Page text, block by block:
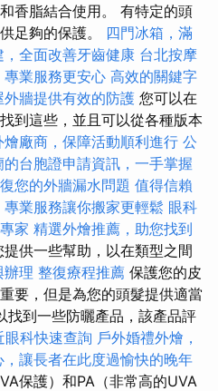
香脂結合使用。 有特定的頭
足夠的保護。 四門冰箱，滿
，全面改善牙齒健康 台北按摩
業服務更安心 高效的關鍵字
牆提供有效的防護 您可以在
到這些，並且可以從各種版本
廠商，保障活動順利進行 公
的台胞證申請資訊，一手掌握
您的外牆漏水問題 值得信賴
業服務讓你搬家更輕鬆 眼科
家 精選外燴推薦，助您找到
提供一些幫助，以在類型之間
辦理 整復療程推薦 保護您的皮
要，但是為您的頭髮提供適當
找到一些防曬產品，該產品評
眼科快速查詢 戶外婚禮外燴，
，讓長者在此度過愉快的晚年
保護）和PA（非常高的UVA